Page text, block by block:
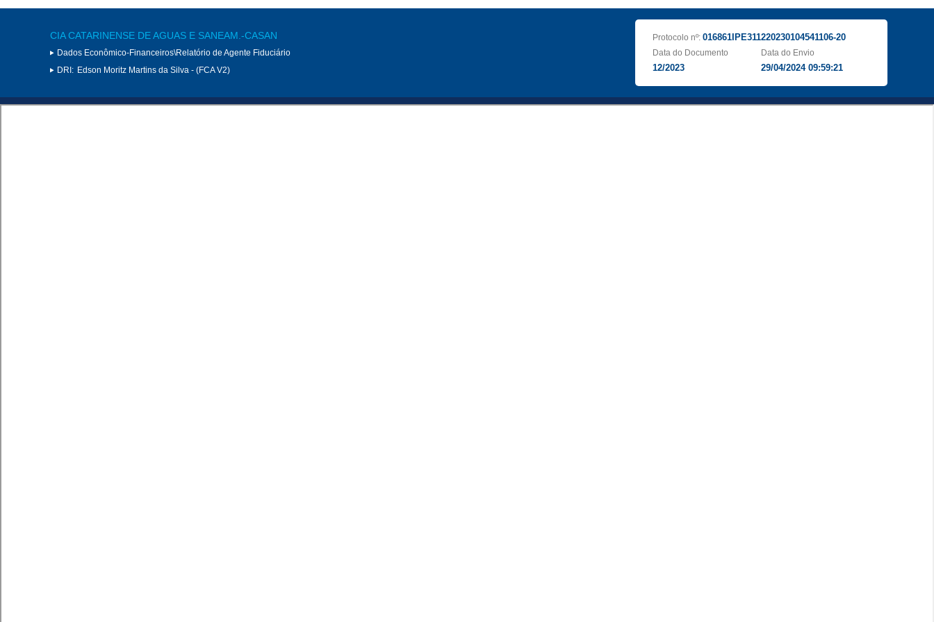
CIA CATARINENSE DE AGUAS E SANEAM.-CASAN
Dados Econômico-Financeiros\Relatório de Agente Fiduciário
DRI: Edson Moritz Martins da Silva - (FCA V2)
Protocolo nº: 016861IPE311220230104541106-20
Data do Documento
12/2023
Data do Envio
29/04/2024 09:59:21